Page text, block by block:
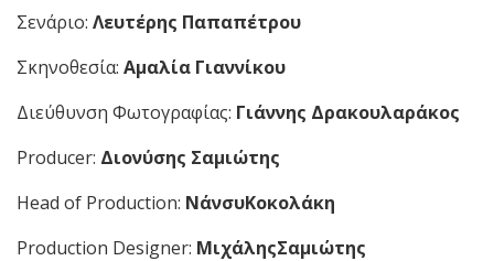
Σενάριο: Λευτέρης Παπαπέτρου
Σκηνοθεσία: Αμαλία Γιαννίκου
Διεύθυνση Φωτογραφίας: Γιάννης Δρακουλαράκος
Producer: Διονύσης Σαμιώτης
Head of Production: ΝάνσυΚοκολάκη
Production Designer: ΜιχάληςΣαμιώτης